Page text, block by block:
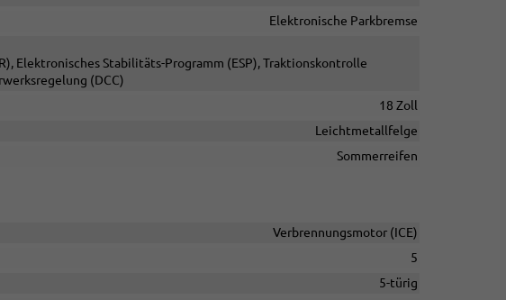
Elektronische Parkbremse
Elektronisches Stabilitäts-Programm (ESP), Traktionskontrolle
(DCC)
18 Zoll
Leichtmetallfelge
Sommerreifen
Verbrennungsmotor (ICE)
5
5-türig